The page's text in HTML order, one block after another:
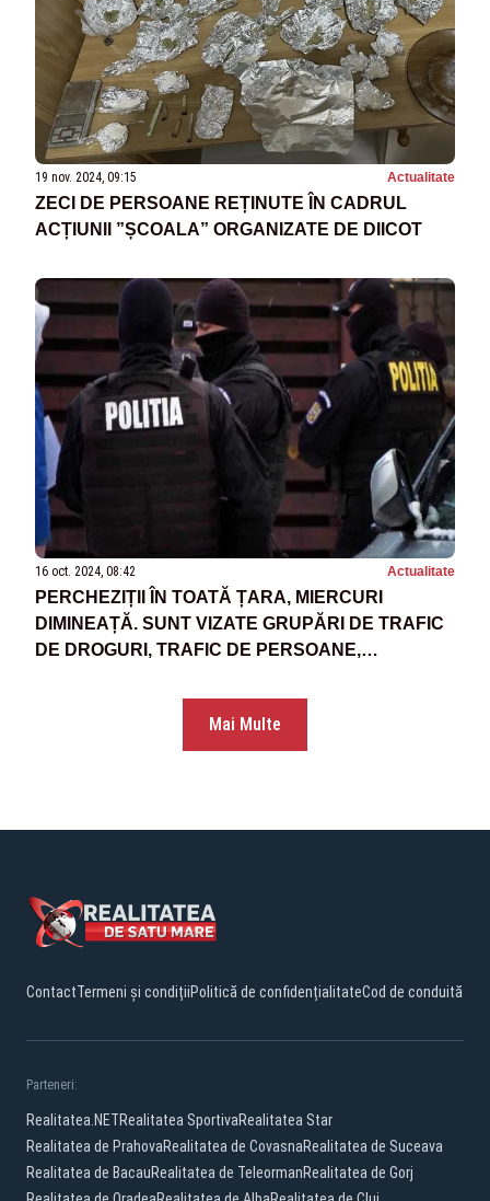
19 nov. 2024, 09:15 Actualitate
ZECI DE PERSOANE REȚINUTE ÎN CADRUL
ACȚIUNII ”ȘCOALA” ORGANIZATE DE DIICOT
16 oct. 2024, 08:42 Actualitate
PERCHEZIȚII ÎN TOATĂ ȚARA, MIERCURI
DIMINEAȚĂ. SUNT VIZATE GRUPĂRI DE TRAFIC
DE DROGURI, TRAFIC DE PERSOANE,
Mai Multe
ContactTermeni și condițiiPolitică de confidențialitateCod de conduită
Parteneri:
Realitatea.NETRealitatea SportivaRealitatea Star
Realitatea de PrahovaRealitatea de CovasnaRealitatea de Suceava
Realitatea de BacauRealitatea de TeleormanRealitatea de Gorj